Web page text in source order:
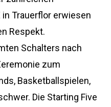
in Trauerflor erwiesen
Respekt.
Schalters nach
zum
Basketballspielen,
Die Starting Five